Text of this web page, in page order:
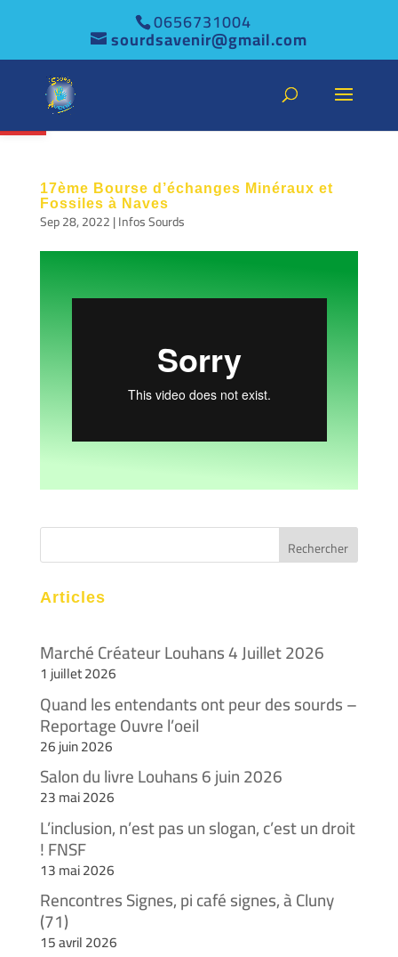
Ouvrir la barre d’outils
0656731004
sourdsavenir@gmail.com
17ème Bourse d’échanges Minéraux et
Fossiles à Naves
Sep 28, 2022|Infos Sourds
Articles
Marché Créateur Louhans 4 Juillet 2026
1 juillet 2026
Quand les entendants ont peur des sourds –
Reportage Ouvre l’oeil
26 juin 2026
Salon du livre Louhans 6 juin 2026
23 mai 2026
L’inclusion, n’est pas un slogan, c’est un droit
! FNSF
13 mai 2026
Rencontres Signes, pi café signes, à Cluny
(71)
15 avril 2026